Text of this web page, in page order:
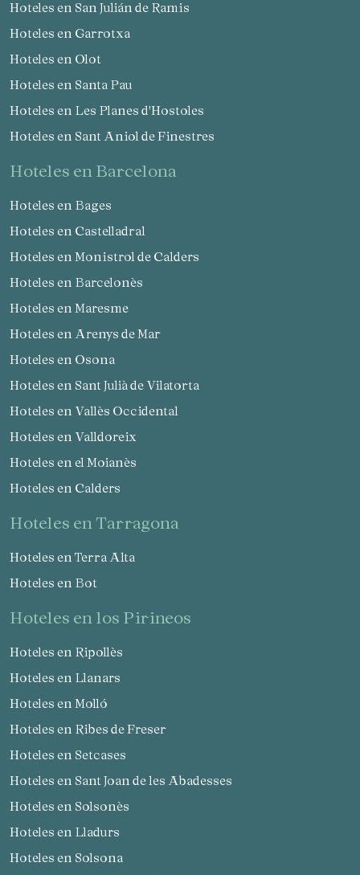
Verificar localizador
Hoteles en San Julián de Ramis
Hoteles en Garrotxa
Hoteles en Olot
Hoteles en Santa Pau
Hoteles en Les Planes d'Hostoles
Hoteles en Sant Aniol de Finestres
hoteles en Barcelona
Hoteles en Bages
Hoteles en Castelladral
Hoteles en Monistrol de Calders
Hoteles en Barcelonès
Hoteles en Maresme
Hoteles en Arenys de Mar
Hoteles en Osona
Hoteles en Sant Julià de Vilatorta
Hoteles en Vallès Occidental
Hoteles en Valldoreix
Hoteles en el Moianès
Hoteles en Calders
hoteles en Tarragona
Hoteles en Terra Alta
Hoteles en Bot
hoteles en los Pirineos
Hoteles en Ripollès
Hoteles en Llanars
Hoteles en Molló
Hoteles en Ribes de Freser
Hoteles en Setcases
Hoteles en Sant Joan de les Abadesses
Hoteles en Solsonès
Hoteles en Lladurs
Hoteles en Solsona